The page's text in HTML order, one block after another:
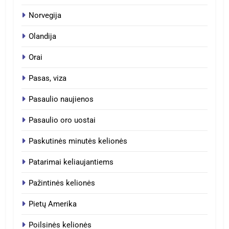
Norvegija
Olandija
Orai
Pasas, viza
Pasaulio naujienos
Pasaulio oro uostai
Paskutinės minutės kelionės
Patarimai keliaujantiems
Pažintinės kelionės
Pietų Amerika
Poilsinės kelionės